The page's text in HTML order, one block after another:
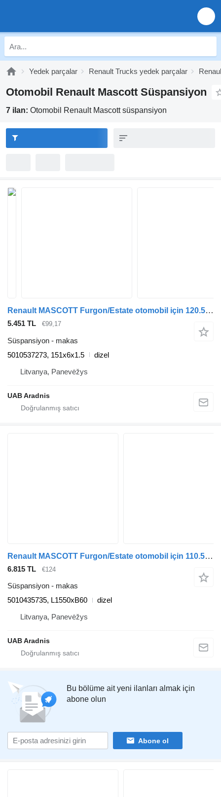
Yedek parçalar Renault Trucks yedek parçalar
Otomobil Renault Mascott Süspansiyon
7 ilan: Otomobil Renault Mascott süspansiyon
Renault MASCOTT Furgon/Estate otomobil için 120.55 (A02300005) 5010537273 makas
5.451 TL €99,17
Süspansiyon - makas
5010537273, 151x6x1.5
dizel
Litvanya, Panevėžys
UAB Aradnis
Renault MASCOTT Furgon/Estate otomobil için 110.55 5010435735 makas
6.815 TL €124
Süspansiyon - makas
5010435735, L1550xB60
dizel
Litvanya, Panevėžys
UAB Aradnis
Bu bölüme ait yeni ilanları almak için
abone olun
Abone ol